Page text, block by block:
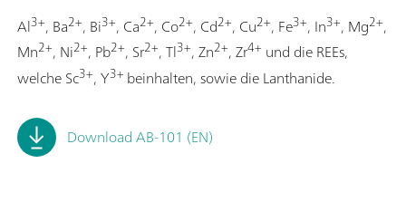
Al3+, Ba2+, Bi3+, Ca2+, Co2+, Cd2+, Cu2+, Fe3+, In3+, Mg2+,
Mn2+, Ni2+, Pb2+, Sr2+, Tl3+, Zn2+, Zr4+ und die REEs,
welche Sc3+, Y3+ beinhalten, sowie die Lanthanide.
Download AB-101 (EN)